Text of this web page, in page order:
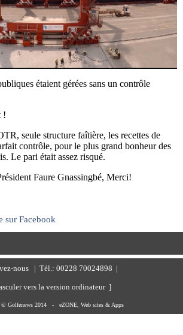
étaient gérées sans un contrôle
!
seule structure faîtière, les recettes de
contrôle, pour le plus grand bonheur des
Le pari était assez risqué.
Faure Gnassingbé, Merci!
sur Facebook
nous | Tél.: 00228 70024898 |
vers la version ordinateur ]
© Golfenews 2014 - eZONE, Web sites & Apps